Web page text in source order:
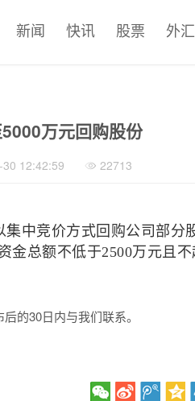
新闻 快讯 股票 外汇
万元回购股份
12:42:59 22713
中竞价方式回购公司部分
总额不低于2500万元且不
的30日内与我们联系。